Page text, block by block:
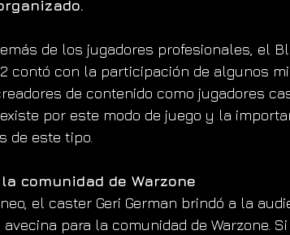
de los jugadores profesionales, el
contó con la participación de algunos
de contenido como jugadores
por este modo de juego y la
de este tipo.
comunidad de Warzone
el caster Geri German brindó a la
para la comunidad de Warzone.